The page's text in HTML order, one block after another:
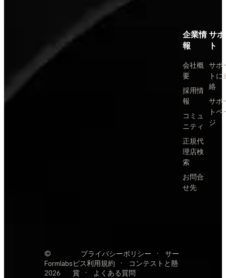
企業情
報
会社概
要
採用情
報
コミュ
ニティ
正規代
理店検
索
お問合
せ先
サ
ト
サポ
トに
絡
サポ
トペ
ジ
©
Formlabs
2026
プライバシーポリシー ·
サー
ビス利用規約
·
コンテストと懸
賞
· よくある質問